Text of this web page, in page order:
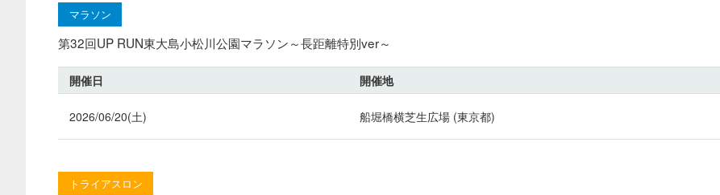
マラソン
第32回UP RUN東大島小松川公園マラソン～長距離特別ver～
開催日 開催地
2026/06/20(土) 船堀橋横芝生広場 (東京都)
トライアスロン